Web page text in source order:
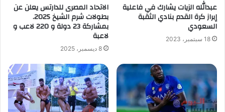
عبدالله الزيات يشارك في فاعلية
إبراز كرة القدم بنادي الثقبة
السعودي
18 سبتمبر، 2023
الاتحاد المصرى للدارتس يعلن عن
بطولات شرم الشيخ 2025.
بمشاركة 23 دولة و 220 لاعب و
لاعبة
8 ديسمبر، 2025